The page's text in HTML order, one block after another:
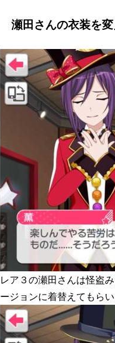
瀬田さんの衣装を
レア３の瀬田さんは怪盗
ージョンに着替えてもらい